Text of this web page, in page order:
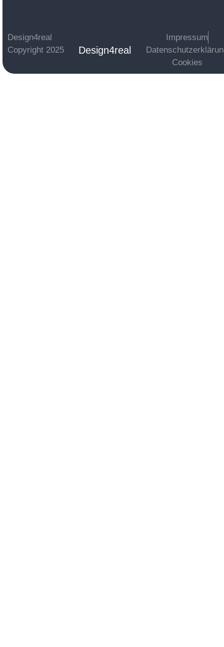
Design4real
Copyright 2025
Design4real
Impressum
Cookies